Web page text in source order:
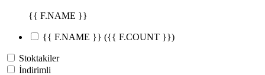
{{ F.NAME }}
{{ F.NAME }} ({{ F.COUNT }})
Stoktakiler
İndirimli